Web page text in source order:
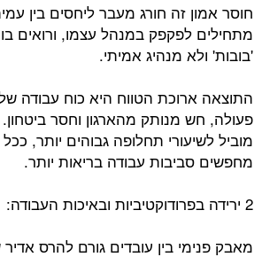
חוסר אמון זה חורג מעבר ליחסים בין
מתחילים לפקפק במנהל עצמו, ורואים
'בובות' ולא מנהיג אמיתי.
התוצאה ארוכת הטווח היא כוח עבודה
פעולה, חש מנותק מהארגון וחסר
מוביל לשיעורי תחלופה גבוהים יותר,
מחפשים סביבות עבודה בריאות יותר.
2 ירידה בפרודוקטיביות ובאיכות העבודה:
מאבק פנימי בין עובדים גורם להרס